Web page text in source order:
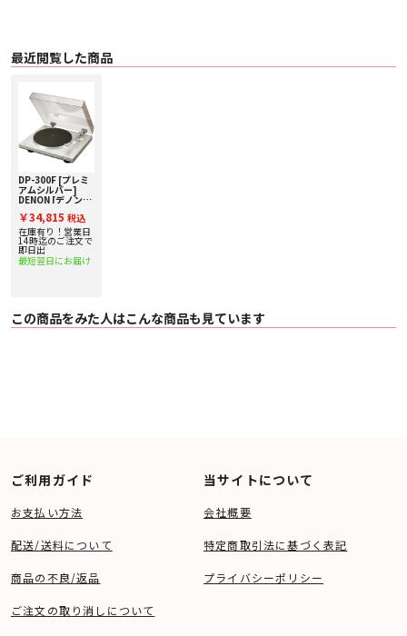
DP-300F 取扱説明書 1.39 MB 11/16/2016 ダウンロード
最近閲覧した商品
DP-300F [プレミ
アムシルバー]
DENON [デノン]
ー 下取り査定額
20%アップ実施
中！
￥34,815 税込
在庫有り！営業日
14時迄のご注文で
即日出
最短翌日にお届け
この商品をみた人はこんな商品も見ています
ご利用ガイド
お支払い方法
配送/送料について
商品の不良/返品
ご注文の取り消しについて
当サイトについて
会社概要
特定商取引法に基づく表記
プライバシーポリシー